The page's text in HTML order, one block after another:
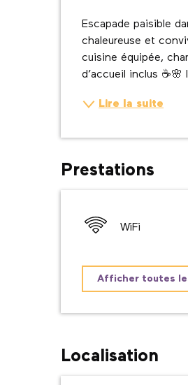
Escapade paisible
chaleureuse et
cuisine équipée,
d’accueil inclus ☕🌸
Lire la suite
Prestations
WiFi
Afficher toutes
Localisation